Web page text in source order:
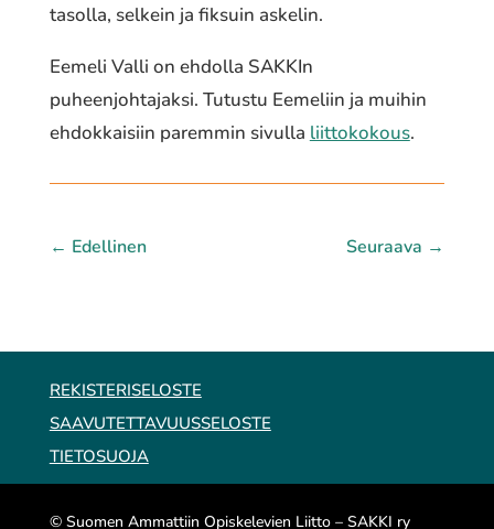
tasolla, selkein ja fiksuin askelin.
Eemeli Valli on ehdolla SAKKIn
puheenjohtajaksi. Tutustu Eemeliin ja muihin
ehdokkaisiin paremmin sivulla liittokokous.
← Edellinen Seuraava →
REKISTERISELOSTE
SAAVUTETTAVUUSSELOSTE
TIETOSUOJA
© Suomen Ammattiin Opiskelevien Liitto – SAKKI ry